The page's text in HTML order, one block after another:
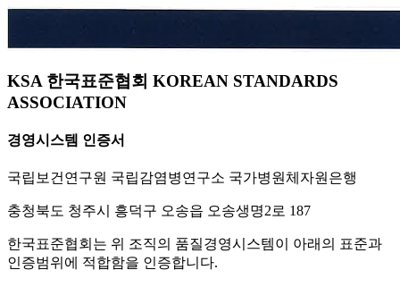
KSA 한국표준협회 KOREAN STANDARDS
ASSOCIATION
경영시스템 인증서
국립보건연구원 국립감염병연구소 국가병원체자원은행
충청북도 청주시 흥덕구 오송읍 오송생명2로 187
한국표준협회는 위 조직의 품질경영시스템이 아래의 표준과
인증범위에 적합함을 인증합니다.